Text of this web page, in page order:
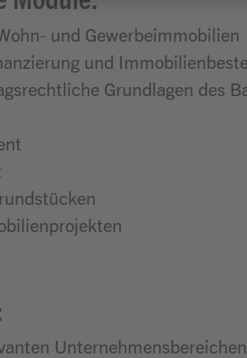
und Gewerbeimmobilien
und
Grundlagen des
Unternehmensbereichen